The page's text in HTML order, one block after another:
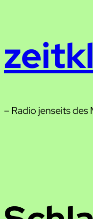
– Radio jenseits des